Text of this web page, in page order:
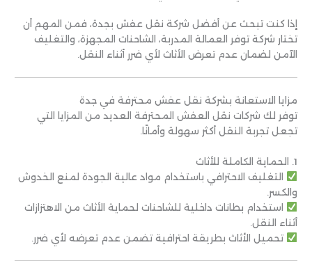
إذا كنت تبحث عن أفضل شركة نقل عفش بجدة، فمن المهم أن
تختار شركة توفر العمالة المدربة، الشاحنات المجهزة، والتغليف
الآمن لضمان عدم تعرض الأثاث لأي ضرر أثناء النقل.
مزايا الاستعانة بشركة نقل عفش محترفة في جدة
توفر لك شركات نقل العفش المحترفة العديد من المزايا التي
تجعل تجربة النقل أكثر سهولة وأمانًا.
1. الحماية الكاملة للأثاث
التغليف الاحترافي باستخدام مواد عالية الجودة لمنع الخدوش
والكسر.
استخدام بطانات داخلية للشاحنات لحماية الأثاث من الاهتزازات
أثناء النقل.
تحميل الأثاث بطريقة احترافية تضمن عدم تعرضه لأي ضرر.